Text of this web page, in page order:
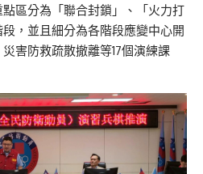
區分為「聯合封鎖」、「火力打
，並且細分為各階段應變中心開
害防救疏散撤離等17個演練課